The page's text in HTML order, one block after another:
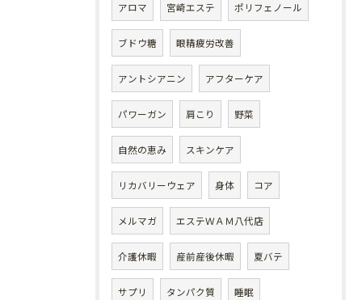
アロマ 宮崎エステ ポリフェノール
ブドウ糖 眼精疲労改善
アントシアニン アフターケア
パワーガン 肩こり 野菜
自然の恵み スキンケア
リカバリーウェア 身体 コア
メルマガ エステＷＡＭ八代店
介護休暇 産前産後休暇 夏バテ
サプリ タンパク質 睡眠